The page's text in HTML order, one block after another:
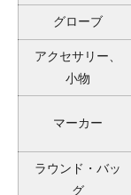
グローブ
アクセサリー、
小物
マーカー
ラウンド・バッ
グ